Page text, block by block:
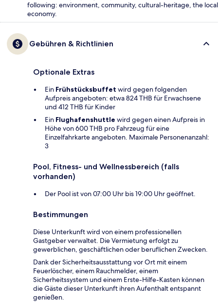
following: environment, community, cultural-heritage, the local
economy.
Gebühren & Richtlinien
Optionale Extras
Ein Frühstücksbuffet wird gegen folgenden
Aufpreis angeboten: etwa 824 THB für Erwachsene
und 412 THB für Kinder
Ein Flughafenshuttle wird gegen einen Aufpreis in
Höhe von 600 THB pro Fahrzeug für eine
Einzelfahrkarte angeboten. Maximale Personenanzahl:
3
Pool, Fitness- und Wellnessbereich (falls
vorhanden)
Der Pool ist von 07:00 Uhr bis 19:00 Uhr geöffnet.
Bestimmungen
Diese Unterkunft wird von einem professionellen
Gastgeber verwaltet. Die Vermietung erfolgt zu
gewerblichen, geschäftlichen oder beruflichen Zwecken.
Dank der Sicherheitsausstattung vor Ort mit einem
Feuerlöscher, einem Rauchmelder, einem
Sicherheitssystem und einem Erste-Hilfe-Kasten können
die Gäste dieser Unterkunft ihren Aufenthalt entspannt
genießen.